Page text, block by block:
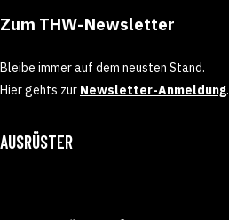
Zum THW-Newsletter
Bleibe immer auf dem neusten Stand.
Hier gehts zur Newsletter-Anmeldung.
AUSRÜSTER